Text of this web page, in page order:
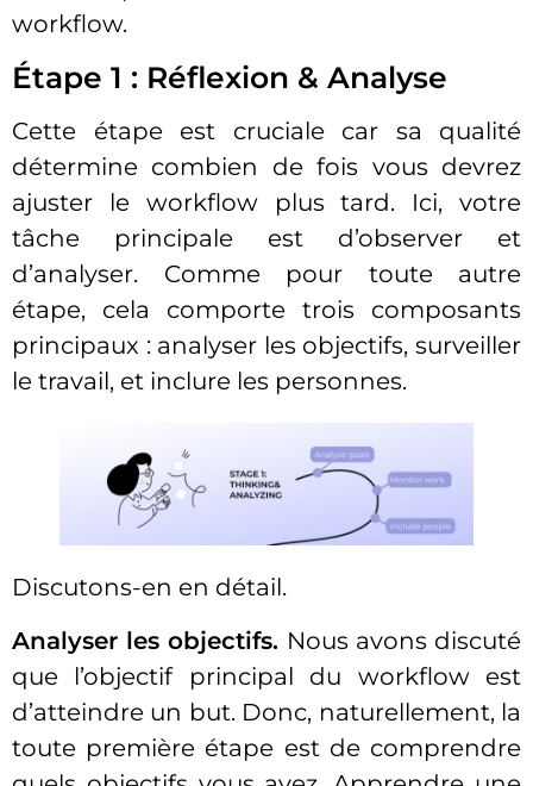
workflow.
Étape 1 : Réflexion & Analyse
Cette étape est cruciale car sa qualité
détermine combien de fois vous devrez
ajuster le workflow plus tard. Ici, votre
tâche principale est d’observer et
d’analyser. Comme pour toute autre
étape, cela comporte trois composants
principaux : analyser les objectifs, surveiller
le travail, et inclure les personnes.
Discutons-en en détail.
Analyser les objectifs. Nous avons discuté
que l’objectif principal du workflow est
d’atteindre un but. Donc, naturellement, la
toute première étape est de comprendre